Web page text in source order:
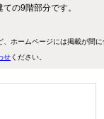
の9階部分です。
ホームページには掲載が間に
せください。